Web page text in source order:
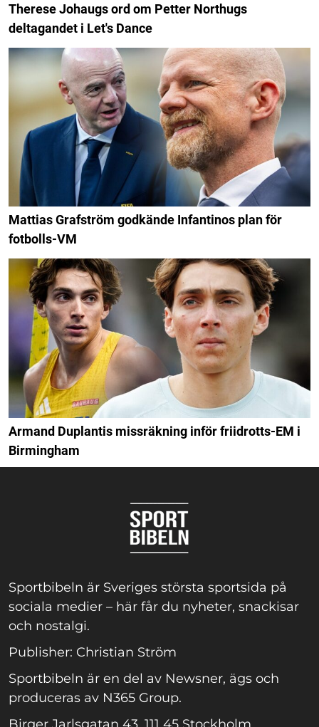
Therese Johaugs ord om Petter Northugs
deltagandet i Let's Dance
Mattias Grafström godkände Infantinos plan för
fotbolls-VM
Armand Duplantis missräkning inför friidrotts-EM i
Birmingham
Sportbibeln är Sveriges största sportsida på
sociala medier – här får du nyheter, snackisar
och nostalgi.
Publisher: Christian Ström
Sportbibeln är en del av Newsner, ägs och
produceras av N365 Group.